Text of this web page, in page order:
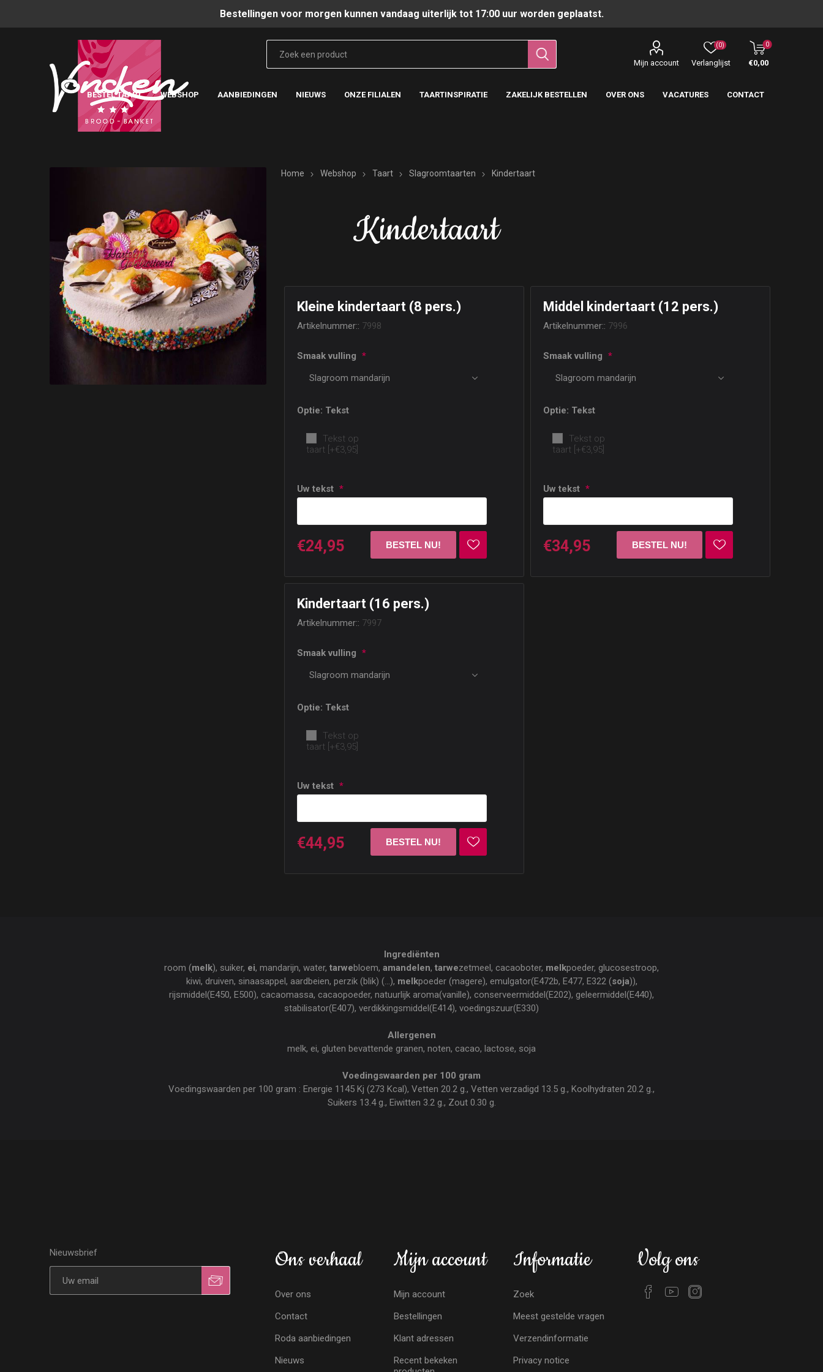
Bestellingen voor morgen kunnen vandaag uiterlijk tot 17:00 uur worden geplaatst.
Mijn account Verlanglijst
(0) 0
€0,00
BESTEL TAART WEBSHOP AANBIEDINGEN NIEUWS ONZE FILIALEN TAARTINSPIRATIE ZAKELIJK BESTELLEN OVER ONS VACATURES CONTACT
Home Webshop Taart Slagroomtaarten Kindertaart
Kindertaart
Kleine kindertaart (8 pers.)
Artikelnummer:: 7998
Smaak vulling *
Optie: Tekst
Tekst op
taart [+€3,95]
Uw tekst *
€24,95
Middel kindertaart (12 pers.)
Artikelnummer:: 7996
Smaak vulling *
Optie: Tekst
Tekst op
taart [+€3,95]
Uw tekst *
€34,95
Kindertaart (16 pers.)
Artikelnummer:: 7997
Smaak vulling *
Optie: Tekst
Tekst op
taart [+€3,95]
Uw tekst *
€44,95
Ingrediënten
room (melk), suiker, ei, mandarijn, water, tarwebloem, amandelen, tarwezetmeel, cacaoboter, melkpoeder, glucosestroop,
kiwi, druiven, sinaasappel, aardbeien, perzik (blik) (...), melkpoeder (magere), emulgator(E472b, E477, E322 (soja)),
rijsmiddel(E450, E500), cacaomassa, cacaopoeder, natuurlijk aroma(vanille), conserveermiddel(E202), geleermiddel(E440),
stabilisator(E407), verdikkingsmiddel(E414), voedingszuur(E330)
Allergenen
melk, ei, gluten bevattende granen, noten, cacao, lactose, soja
Voedingswaarden per 100 gram
Voedingswaarden per 100 gram : Energie 1145 Kj (273 Kcal), Vetten 20.2 g., Vetten verzadigd 13.5 g., Koolhydraten 20.2 g.,
Suikers 13.4 g., Eiwitten 3.2 g., Zout 0.30 g.
Nieuwsbrief Ons verhaal
Over ons
Contact
Roda aanbiedingen
Nieuws
Mijn account
Mijn account
Bestellingen
Klant adressen
Recent bekeken
Informatie
Zoek
Meest gestelde vragen
Verzendinformatie
Privacy notice
Volg ons